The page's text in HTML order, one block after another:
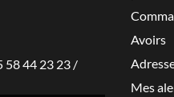
58 44 23 23 /
Avoirs
Mes